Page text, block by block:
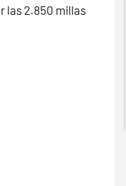
las 2.850 millas